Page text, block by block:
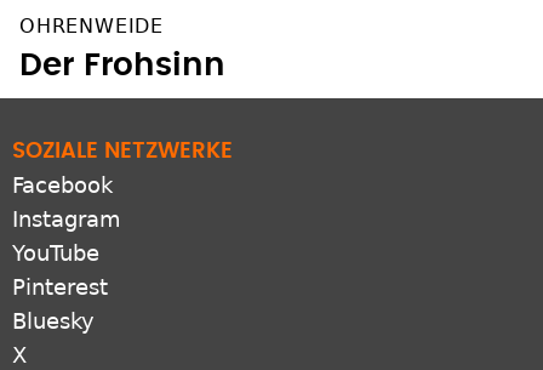
OHRENWEIDE
Der Frohsinn
SOZIALE NETZWERKE
Facebook
Instagram
YouTube
Pinterest
Bluesky
X